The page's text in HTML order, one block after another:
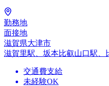
勤務地
面接地
滋賀県大津市
滋賀里駅、坂本比叡山口駅、
交通費支給
未経験OK